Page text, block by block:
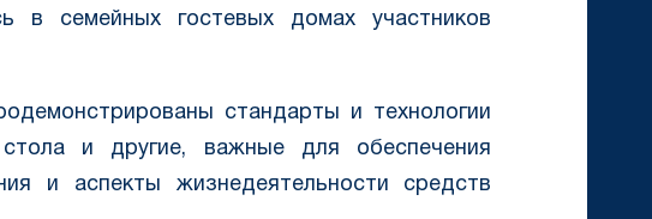
в семейных гостевых домах участников
стандарты и технологии
и другие, важные для обеспечения
и аспекты жизнедеятельности средств